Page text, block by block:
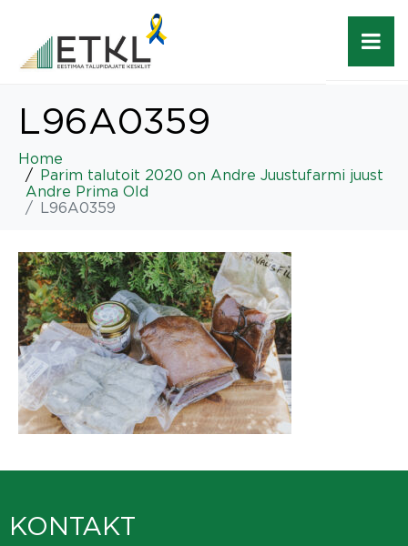
L96A0359
Home
Parim talutoit 2020 on Andre Juustufarmi juust
Andre Prima Old
L96A0359
KONTAKT